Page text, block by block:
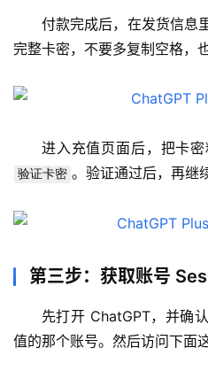
付款完成后，在发货信息
完整卡密，不要多复制空格，
进入充值页面后，把卡
验证卡密 。验证通过后，再继
第三步：获取账号
先打开 ChatGPT，并确
值的那个账号。然后访问下面